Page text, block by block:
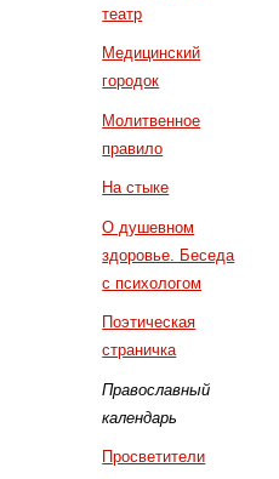
театр
Медицинский
городок
Молитвенное
правило
На стыке
О душевном
здоровье. Беседа
с психологом
Поэтическая
страничка
Православный
календарь
Просветители